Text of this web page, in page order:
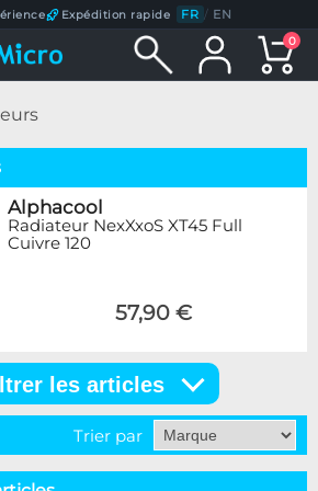
Expédition rapide FR / EN
0
Alphacool
Radiateur NexXxoS XT45 Full
Cuivre 120
57,90 €
les articles
Trier par